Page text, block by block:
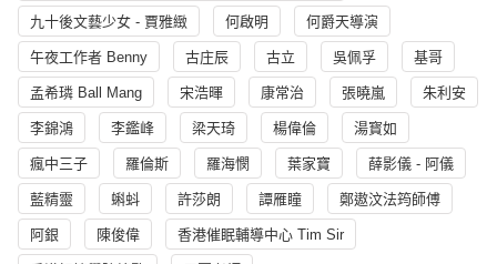
九十後文藝少女 - 賈雅緻 何啟明 何爵天導演
午夜工作者 Benny 古庄辰 古立 吳佩孚 基哥
孟希璘 Ball Mang 宋浩暉 康常治 張曉嵐 朱利安
李錦鴻 李鑑峰 梁天琦 楊偉倫 湯寳如
瘋中三子 羅倫斯 羅海憫 葉家寶 薛影儀 - 阿儀
藍精靈 蝌蚪 許莎朗 譚雁瞳 鄭遨汶法筠師傅
阿銀 陳俊偉 香港催眠輔導中心 Tim Sir